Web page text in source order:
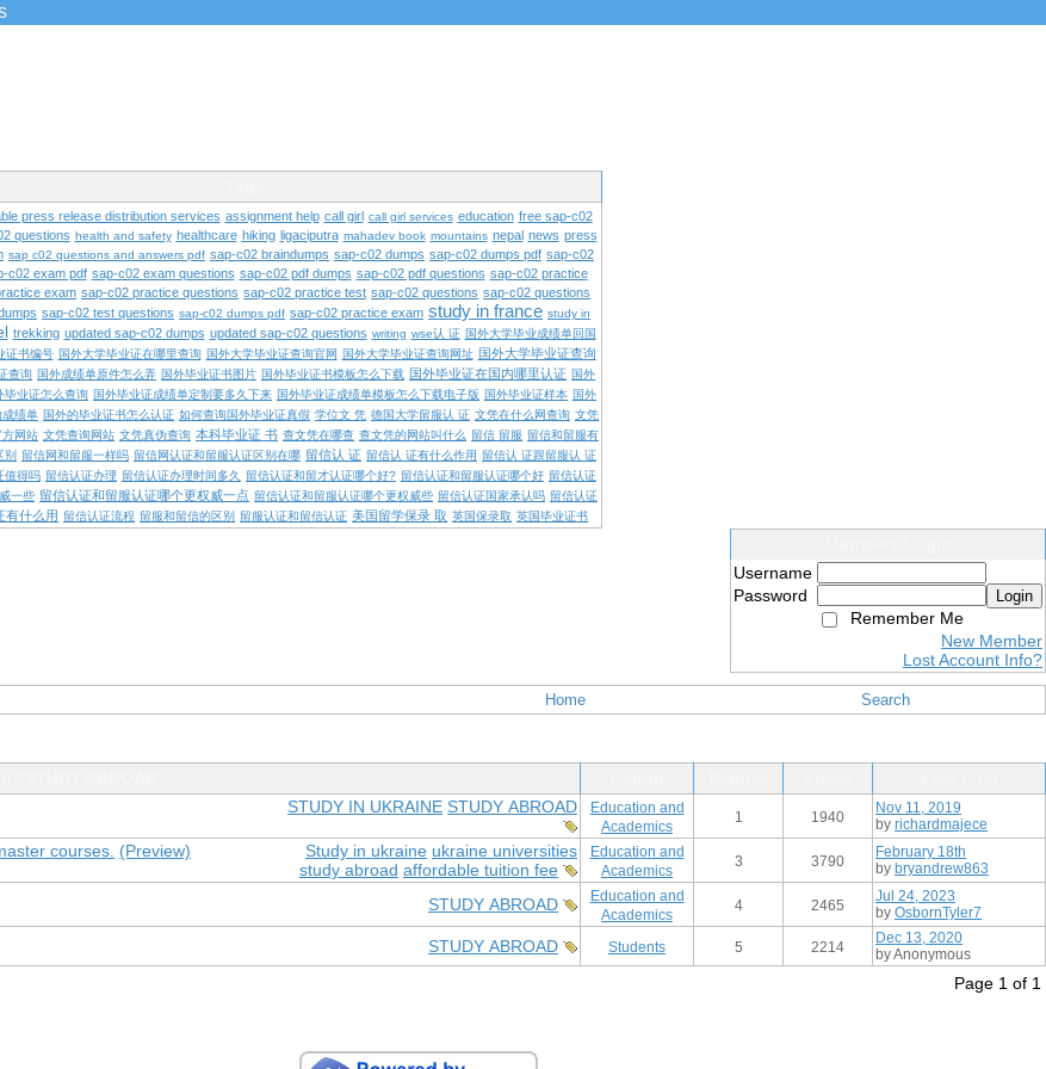
press release distribution services assignment help call girl call girl services education free sap-c02
questions health and safety healthcare hiking ligaciputra mahadev book mountains nepal news press
sap c02 questions and answers pdf sap-c02 braindumps sap-c02 dumps sap-c02 dumps pdf sap-c02
c02 exam pdf sap-c02 exam questions sap-c02 pdf dumps sap-c02 pdf questions sap-c02 practice
exam sap-c02 practice questions sap-c02 practice test sap-c02 questions sap-c02 questions
sap-c02 test questions sap-c02 dumps pdf sap-c02 practice exam study in france study in
trekking updated sap-c02 dumps updated sap-c02 questions writing wse认 证 国外大学毕业成绩单回国
证书编号 国外大学毕业证在哪里查询 国外大学毕业证查询官网 国外大学毕业证查询网址 国外大学毕业证查询
查询 国外成绩单原件怎么弄 国外毕业证书图片 国外毕业证书模板怎么下载 国外毕业证在国内哪里认证 国外
毕业证怎么查询 国外毕业证成绩单定制要多久下来 国外毕业证成绩单模板怎么下载电子版 国外毕业证样本 国外
成绩单 国外的毕业证书怎么认证 如何查询国外毕业证真假 学位文 凭 德国大学留服认 证 文凭在什么网查询 文凭
方网站 文凭查询网站 文凭真伪查询 本科毕业证 书 查文凭在哪查 查文凭的网站叫什么 留信 留服 留信和留服有
别 留信网和留服一样吗 留信网认证和留服认证区别在哪 留信认 证 留信认 证有什么作用 留信认 证跟留服认 证
值得吗 留信认证办理 留信认证办理时间多久 留信认证和留才认证哪个好? 留信认证和留服认证哪个好 留信认证
一些 留信认证和留服认证哪个更权威一点 留信认证和留服认证哪个更权威些 留信认证国家承认吗 留信认证
有什么用 留信认证流程 留服和留信的区别 留服认证和留信认证 美国留学保录 取 英国保录取 英国毕业证书
Username
Password
Login
Remember Me
New Member
Lost Account Info?
Home Search
STUDY IN UKRAINE STUDY ABROAD
Education and
Academics
1 1940
Nov 11, 2019
by richardmajece
Study in ukraine ukraine universities
study abroad affordable tuition fee
courses. (Preview)
Education and
Academics
3 3790
February 18th
by bryandrew863
STUDY ABROAD
Education and
Academics
4 2465
Jul 24, 2023
by OsbornTyler7
STUDY ABROAD Students 5 2214
Dec 13, 2020
by Anonymous
Page 1 of 1